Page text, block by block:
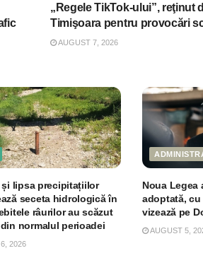
„Regele TikTok-ului”, reţinut
Timişoara pentru provocări
AUGUST 7, 2026
și lipsa precipitațiilor
seceta hidrologică în
râurilor au scăzut
normalul perioadei
2026
Noua Legea
adoptată, cu
vizează pe
AUGUST 5,